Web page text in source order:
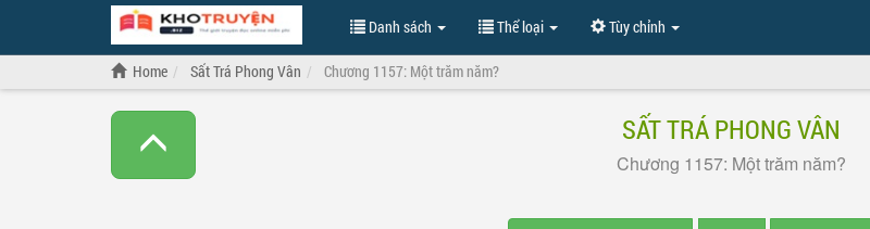
Danh sách Thể loại Tùy chỉnh
Home Sất Trá Phong Vân Chương 1157: Một trăm năm?
SẤT TRÁ PHONG VÂN
Chương 1157: Một trăm năm?